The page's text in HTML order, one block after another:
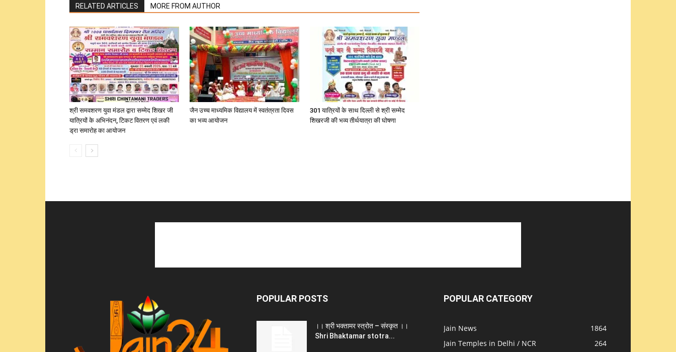
RELATED ARTICLES MORE FROM AUTHOR
श्री समवशरण युवा मंडल द्वारा सम्मेद शिखर जी
यात्रियों के अभिनंदन, टिकट वितरण एवं लकी
ड्रा समारोह का आयोजन
जैन उच्च माध्यमिक विद्यालय में स्वतंत्रता दिवस
का भव्य आयोजन
301 यात्रियों के साथ दिल्ली से श्री सम्मेद
शिखरजी की भव्य तीर्थयात्रा की घोषणा
POPULAR POSTS
।। श्री भक्तामर स्त्रोत – संस्कृत ।।
Shri Bhaktamar stotra...
POPULAR CATEGORY
Jain News
1864
Jain Temples in Delhi / NCR
264